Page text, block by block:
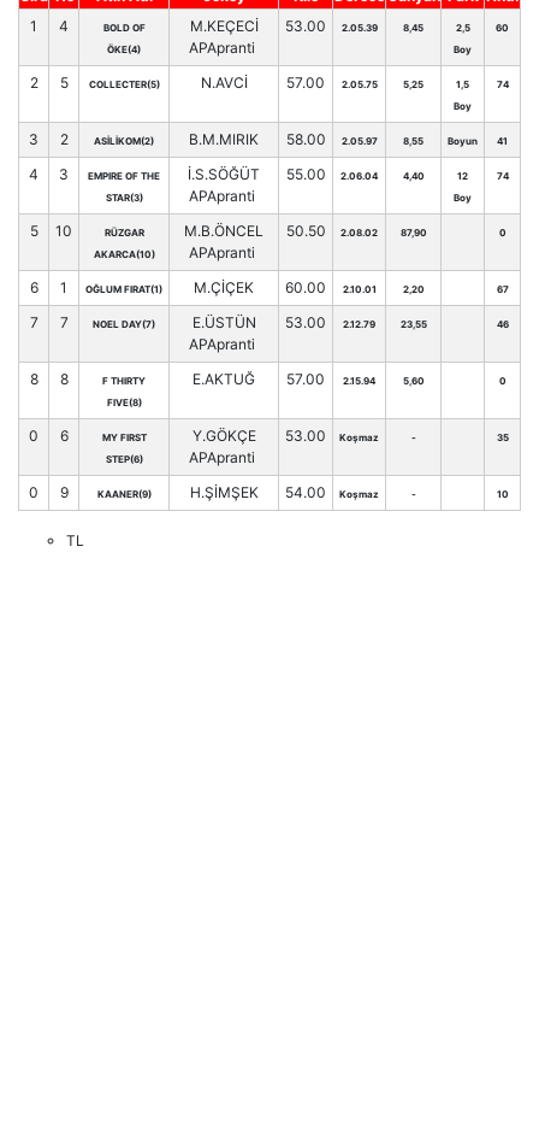
1
4
BOLD OF
ÖKE(4)
M.KEÇECİ
APApranti
53.00 2.05.39 8,45
2,5
Boy
60
2 5 COLLECTER(5) N.AVCİ 57.00 2.05.75 5,25
1,5
Boy
74
3 2 ASİLİKOM(2) B.M.MIRIK 58.00 2.05.97 8,55 Boyun 41
4 3
EMPIRE OF THE
STAR(3)
İ.S.SÖĞÜT
APApranti
55.00 2.06.04 4,40
12
Boy
74
5 10
RÜZGAR
AKARCA(10)
M.B.ÖNCEL
APApranti
50.50 2.08.02 87,90 0
6 1 OĞLUM FIRAT(1) M.ÇİÇEK 60.00 2.10.01 2,20 67
7 7 NOEL DAY(7)
E.ÜSTÜN
APApranti
53.00 2.12.79 23,55 46
8 8
F THIRTY
FIVE(8)
E.AKTUĞ 57.00 2.15.94 5,60 0
0 6
MY FIRST
STEP(6)
Y.GÖKÇE
APApranti
53.00 Koşmaz - 35
0 9 KAANER(9) H.ŞİMŞEK 54.00 Koşmaz - 10
TL